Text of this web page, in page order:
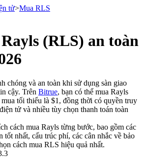
tử>Mua RLS
(RLS) an toàn
chóng và an toàn khi sử dụng sàn giao
cậy. Trên Bitrue, bạn có thể mua Rayls
tối thiểu là $1, đồng thời có quyền truy
tử và nhiều tùy chọn thanh toán toàn
cách mua Rayls từng bước, bao gồm các
tốt nhất, cấu trúc phí, các cân nhắc về bảo
cách mua RLS hiệu quả nhất.